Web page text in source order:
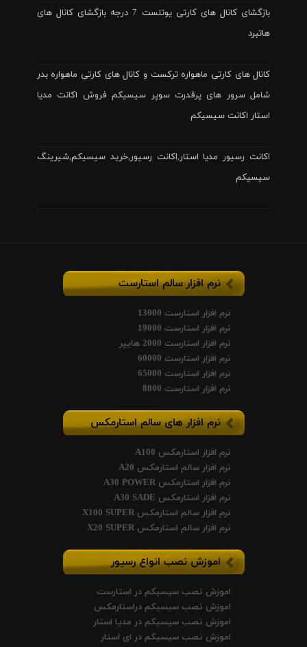
بازگشای کانال های کارتی یوتلست 7 درجه بازگشای کانال های
هاتبرد
کانال های کارتی ماهواره ترکست و کانال های کارتی ماهواره بدر
شامل سرور های پرقدرت سوپر سیسیکم فروش اکانت مدیا
استار اکانت سیسیکم
اکانت رسیور مدیا استار,اکانت رسیور,خرید سیسیکم,شیرینگ
سیسیکم
نرم افزار سالم استارست
نرم افزار استارست 13000
نرم افزار استارست 19000
نرم افزار استارست 2000 هایپر
نرم افزار استارست 60000
نرم افزار استارست 65000
نرم افزار استارست 8800
نرم افزار های سالم استارمکس
نرم افزار استارمکس A100
نرم افزار سالم استارمکس A20
نرم افزار استارمکس A30 POWER
نرم افزار استارمکس A30 SADE
نرم افزار سالم استارمکس X100 SUPER
نرم افزار سالم استارمکس X20 SUPER
اموزش نصب انواع رسیور
اموزش نصب سیسیکم در استارست
اموزش نصب سیسیکم دراستارمکس
اموزش نصب سیسیکم در مدیا استار
اموزش نصب سیسیکم در ای استار